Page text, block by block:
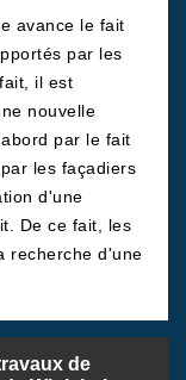
avance le fait
par les
il est
nouvelle
par le fait
les façadiers
d'une
De ce fait, les
recherche d'une
de